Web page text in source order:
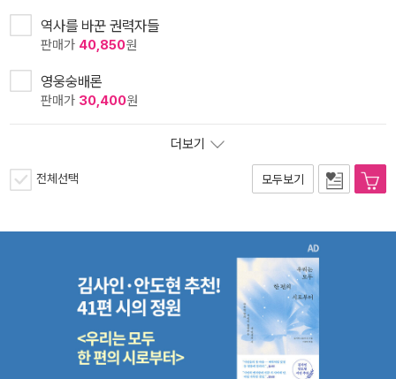
역사를 바꾼 권력자들
판매가 40,850원
영웅숭배론
판매가 30,400원
더보기
전체선택 모두보기